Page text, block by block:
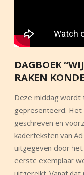
DAGBOEK
RAKEN
Deze middag wordt
gepresenteerd. Het
geschreven en
kaderteksten van
uitgegeven door
eerste exemplaar